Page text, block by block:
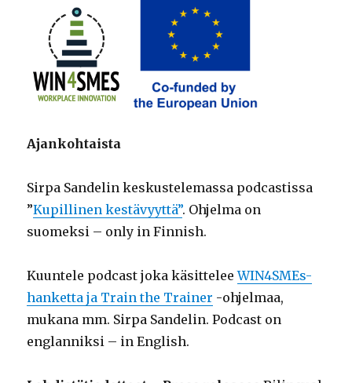
Ajankohtaista
Sirpa Sandelin keskustelemassa podcastissa
”Kupillinen kestävyyttä”. Ohjelma on
suomeksi – only in Finnish.
Kuuntele podcast joka käsitteleeWIN4SMEs-
hanketta ja Train the Trainer -ohjelmaa,
mukana mm. Sirpa Sandelin. Podcast on
englanniksi – in English.